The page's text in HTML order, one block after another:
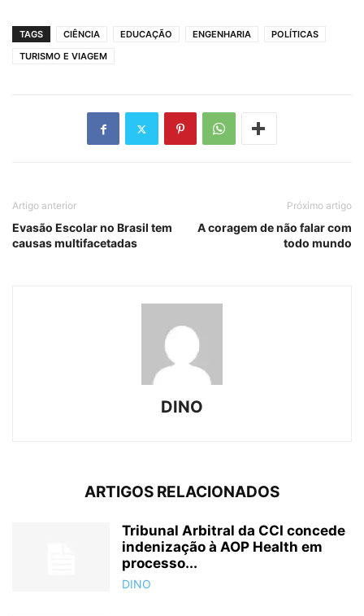
TAGS CIÊNCIA EDUCAÇÃO ENGENHARIA
POLÍTICAS
TURISMO E VIAGEM
Artigo anterior
Evasão Escolar no Brasil tem
causas multifacetadas
Próximo artigo
A coragem de não falar com
todo mundo
DINO
ARTIGOS RELACIONADOS
Tribunal Arbitral da CCI concede
indenização à AOP Health em
processo...
DINO